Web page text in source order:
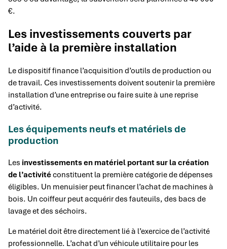
€.
Les investissements couverts par
l’aide à la première installation
Le dispositif finance l’acquisition d’outils de production ou
de travail. Ces investissements doivent soutenir la première
installation d’une entreprise ou faire suite à une reprise
d’activité.
Les équipements neufs et matériels de
production
Les investissements en matériel portant sur la création
de l’activitéconstituent la première catégorie de dépenses
éligibles. Un menuisier peut financer l’achat de machines à
bois. Un coiffeur peut acquérir des fauteuils, des bacs de
lavage et des séchoirs.
Le matériel doit être directement lié à l’exercice de l’activité
professionnelle. L’achat d’un véhicule utilitaire pour les